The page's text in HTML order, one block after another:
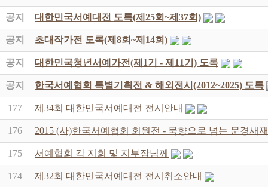
공지 대한민국서예대전 도록(제25회~제37회)
공지 초대작가전 도록(제8회~제14회)
공지 대한민국청년서예가전(제1기 - 제11기) 도록
공지 한국서예협회 특별기획전 & 해외전시(2012~2025) 도록
177 제34회 대한민국서예대전 전시안내
176 2015 (사)한국서예협회 회원전 - 묵향으로 넘는 문경새
175 서예협회 각 지회 및 지부장님께
174 제32회 대한민국서예대전 전시취소안내